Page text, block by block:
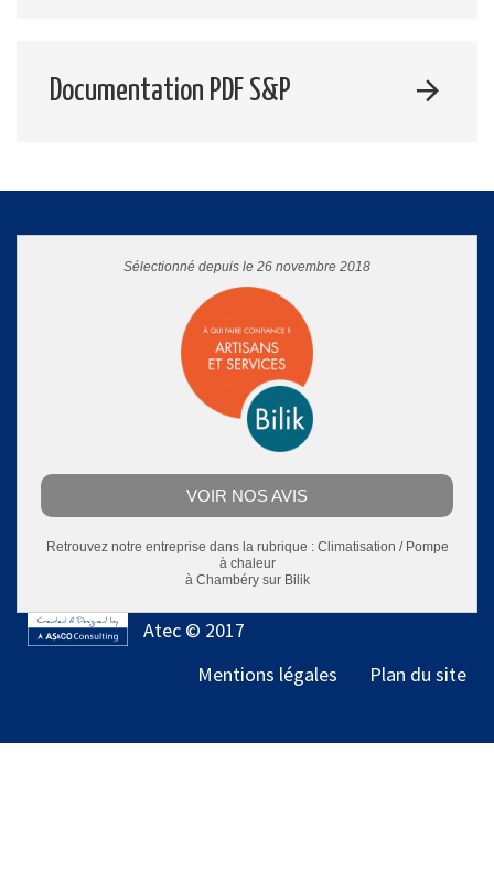
Documentation PDF S&P
Sélectionné depuis le 26 novembre 2018
VOIR NOS AVIS
Retrouvez notre entreprise dans la rubrique : Climatisation / Pompe
à chaleur
à Chambérysur Bilik
Atec © 2017
Mentions légales
Plan du site